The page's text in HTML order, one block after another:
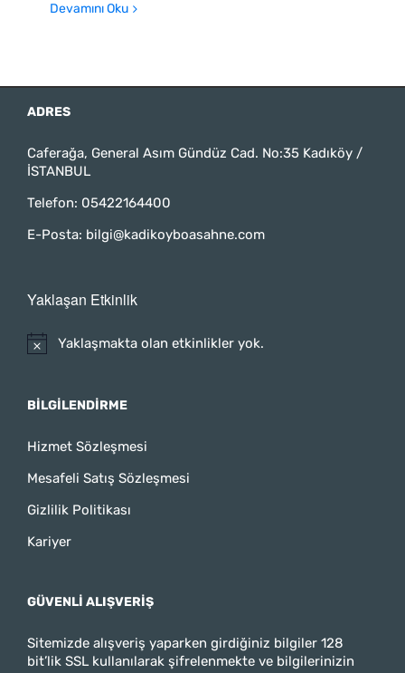
Devamını Oku
ADRES
Caferağa, General Asım Gündüz Cad. No:35 Kadıköy /
İSTANBUL
Telefon: 05422164400
E-Posta: bilgi@kadikoyboasahne.com
Yaklaşan Etkinlik
Yaklaşmakta olan etkinlikler yok.
BILGILENDIRME
Hizmet Sözleşmesi
Mesafeli Satış Sözleşmesi
Gizlilik Politikası
Kariyer
GÜVENLI ALIŞVERIŞ
Sitemizde alışveriş yaparken girdiğiniz bilgiler 128
bit’lik SSL kullanılarak şifrelenmekte ve bilgilerinizin